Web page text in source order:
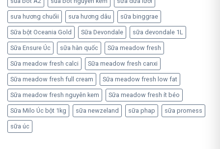
sưa hương chuốii sưa hương dâu sữa binggrae
Sữa bột Oceania Gold Sữa Devondale sữa devondale 1L
Sữa Ensure Úc sữa hàn quốc Sữa meadow fresh
Sữa meadow fresh calci Sữa meadow fresh canxi
Sữa meadow fresh full cream Sữa meadow fresh low fat
Sữa meadow fresh nguyên kem Sữa meadow fresh ít béo
Sữa Milo Úc bột 1kg sữa newzeland sữa phap sữa promess
sữa úc